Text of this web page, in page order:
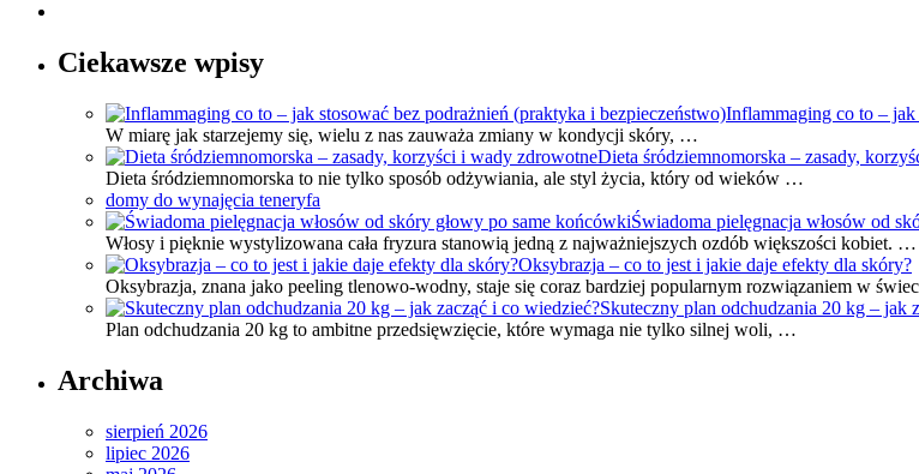
Ciekawsze wpisy
Inflammaging co to –
W miarę jak starzejemy się, wielu z nas zauważa zmiany w kondycji skóry, …
Dieta śródziemnomorska – zasady,
Dieta śródziemnomorska to nie tylko sposób odżywiania, ale styl życia, który od wieków …
domy do wynajęcia teneryfa
Świadoma pielęgnacja włosów od
Włosy i pięknie wystylizowana cała fryzura stanowią jedną z najważniejszych ozdób większości kobiet. …
Oksybrazja – co to jest i jakie daje efekty dla skóry?
Oksybrazja, znana jako peeling tlenowo-wodny, staje się coraz bardziej popularnym rozwiązaniem w
Skuteczny plan odchudzania 20 kg – jak
Plan odchudzania 20 kg to ambitne przedsięwzięcie, które wymaga nie tylko silnej woli, …
Archiwa
sierpień 2026
lipiec 2026